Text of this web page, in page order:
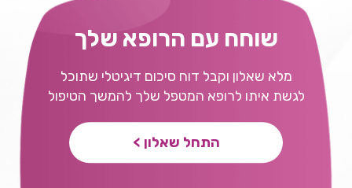
שוחח עם הרופא שלך
מלא שאלון וקבל דוח סיכום דיגיטלי שתוכל
לגשת איתו לרופא המטפל שלך להמשך הטיפול
התחל שאלון >